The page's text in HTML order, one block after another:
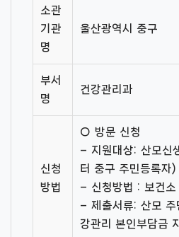
소관
기관
명
울산광역시 중구
부서
명
건강관리과
신청
방법
○ 방문 신청
– 지원대상: 산모신
터 중구 주민등록자)
– 신청방법 : 보건
– 제출서류: 산모 주
강관리 본인부담금